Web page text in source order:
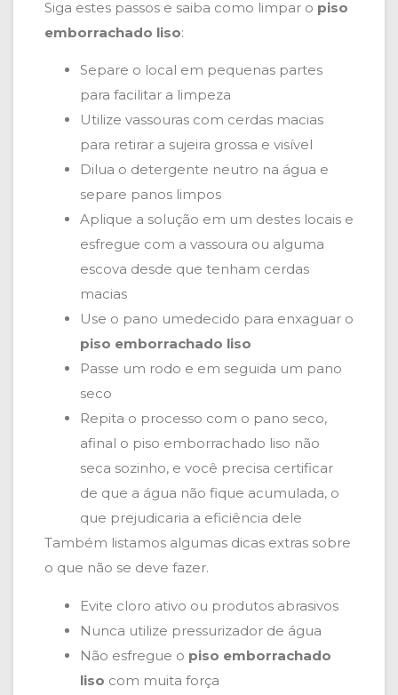
Siga estes passos e saiba como limpar o piso
emborrachado liso:
Separe o local em pequenas partes
para facilitar a limpeza
Utilize vassouras com cerdas macias
para retirar a sujeira grossa e visível
Dilua o detergente neutro na água e
separe panos limpos
Aplique a solução em um destes locais e
esfregue com a vassoura ou alguma
escova desde que tenham cerdas
macias
Use o pano umedecido para enxaguar o
piso emborrachado liso
Passe um rodo e em seguida um pano
seco
Repita o processo com o pano seco,
afinal o piso emborrachado liso não
seca sozinho, e você precisa certificar
de que a água não fique acumulada, o
que prejudicaria a eficiência dele
Também listamos algumas dicas extras sobre
o que não se deve fazer.
Evite cloro ativo ou produtos abrasivos
Nunca utilize pressurizador de água
Não esfregue o piso emborrachado
liso com muita força